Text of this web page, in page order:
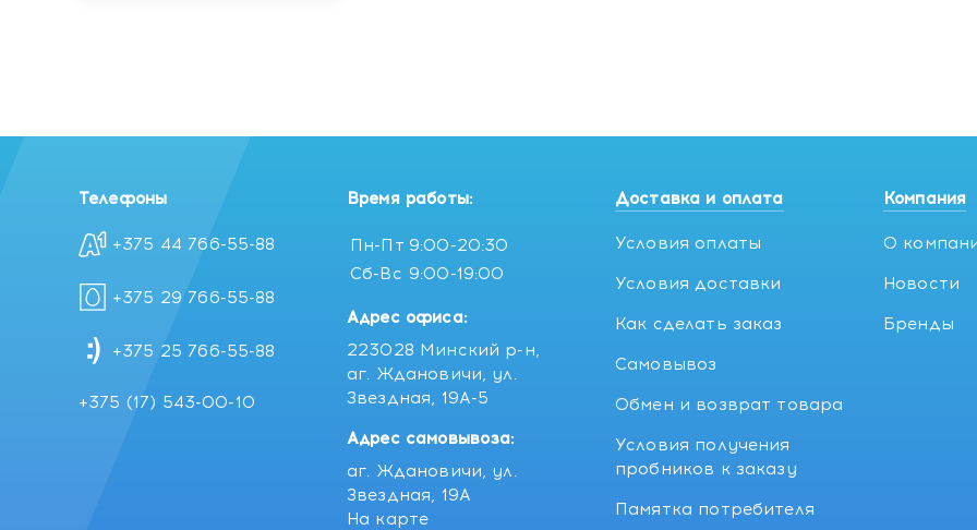
Телефоны
+375 44 766-55-88
+375 29 766-55-88
+375 25 766-55-88
+375 (17) 543-00-10
Время работы:
Пн-Пт 9:00-20:30
Сб-Вс 9:00-19:00
Адрес офиса:
223028 Минский р-н,
аг. Ждановичи, ул.
Звездная, 19А-5
Адрес самовывоза:
аг. Ждановичи, ул.
Звездная, 19А
На карте
Доставка и оплата
Условия оплаты
Условия доставки
Как сделать заказ
Самовывоз
Обмен и возврат товара
Условия получения
пробников к заказу
Памятка потребителя
Компания
О
Новости
Бренды